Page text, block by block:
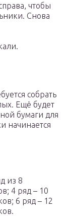
чтобы
Снова
собрать
Ещё будет
бумаги для
начинается
из 8
4 ряд – 10
6 ряд – 12